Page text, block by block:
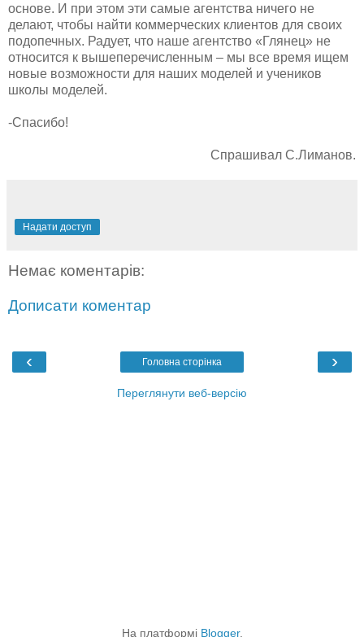
основе. И при этом эти самые агентства ничего не
делают, чтобы найти коммерческих клиентов для своих
подопечных. Радует, что наше агентство «Глянец» не
относится к вышеперечисленным – мы все время ищем
новые возможности для наших моделей и учеников
школы моделей.
-Спасибо!
Спрашивал С.Лиманов.
Надати доступ
Немає коментарів:
Дописати коментар
‹ ›
Головна сторінка
Переглянути веб-версію
На платформі Blogger.